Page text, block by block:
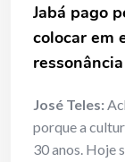
Jabá pago
colocar em
José Teles:
porque a
30 anos. Hoje